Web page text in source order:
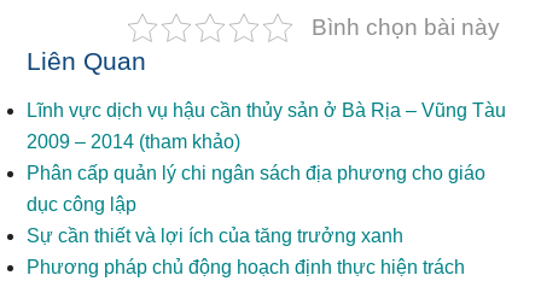
Bình chọn bài này
Liên Quan
Lĩnh vực dịch vụ hậu cần thủy sản ở Bà Rịa – Vũng Tàu
2009 – 2014 (tham khảo)
Phân cấp quản lý chi ngân sách địa phương cho giáo
dục công lập
Sự cần thiết và lợi ích của tăng trưởng xanh
Phương pháp chủ động hoạch định thực hiện trách